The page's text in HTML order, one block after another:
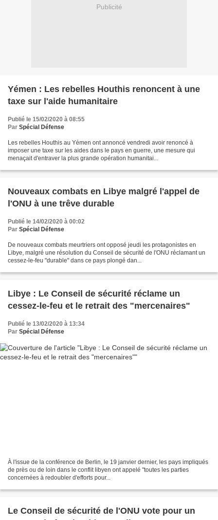
Publicité
Yémen : Les rebelles Houthis renoncent à une
taxe sur l'aide humanitaire
Publié le 15/02/2020 à 08:55
Par Spécial Défense
Les rebelles Houthis au Yémen ont annoncé vendredi avoir renoncé à
imposer une taxe sur les aides dans le pays en guerre, une mesure qui
menaçait d'entraver la plus grande opération humanitai...
Nouveaux combats en Libye malgré l'appel de
l'ONU à une trêve durable
Publié le 14/02/2020 à 00:02
Par Spécial Défense
De nouveaux combats meurtriers ont opposé jeudi les protagonistes en
Libye, malgré une résolution du Conseil de sécurité de l'ONU réclamant un
cessez-le-feu "durable" dans ce pays plongé dan...
Libye : Le Conseil de sécurité réclame un
cessez-le-feu et le retrait des "mercenaires"
Publié le 13/02/2020 à 13:34
Par Spécial Défense
À l'issue de la conférence de Berlin, le 19 janvier dernier, les pays impliqués
de près ou de loin dans le conflit libyen ont appelé "toutes les parties
concernées à redoubler d'efforts pour...
Le Conseil de sécurité de l'ONU vote pour un